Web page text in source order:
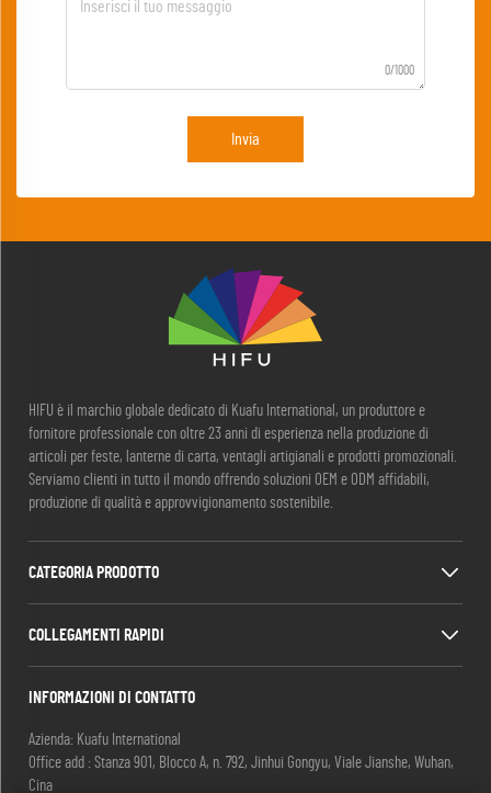
0/1000
Invia
HIFU è il marchio globale dedicato di Kuafu International, un produttore e
fornitore professionale con oltre 23 anni di esperienza nella produzione di
articoli per feste, lanterne di carta, ventagli artigianali e prodotti promozionali.
Serviamo clienti in tutto il mondo offrendo soluzioni OEM e ODM affidabili,
produzione di qualità e approvvigionamento sostenibile.
CATEGORIA PRODOTTO
COLLEGAMENTI RAPIDI
INFORMAZIONI DI CONTATTO
Azienda: Kuafu International
Office add : Stanza 901, Blocco A, n. 792, Jinhui Gongyu, Viale Jianshe, Wuhan,
Cina